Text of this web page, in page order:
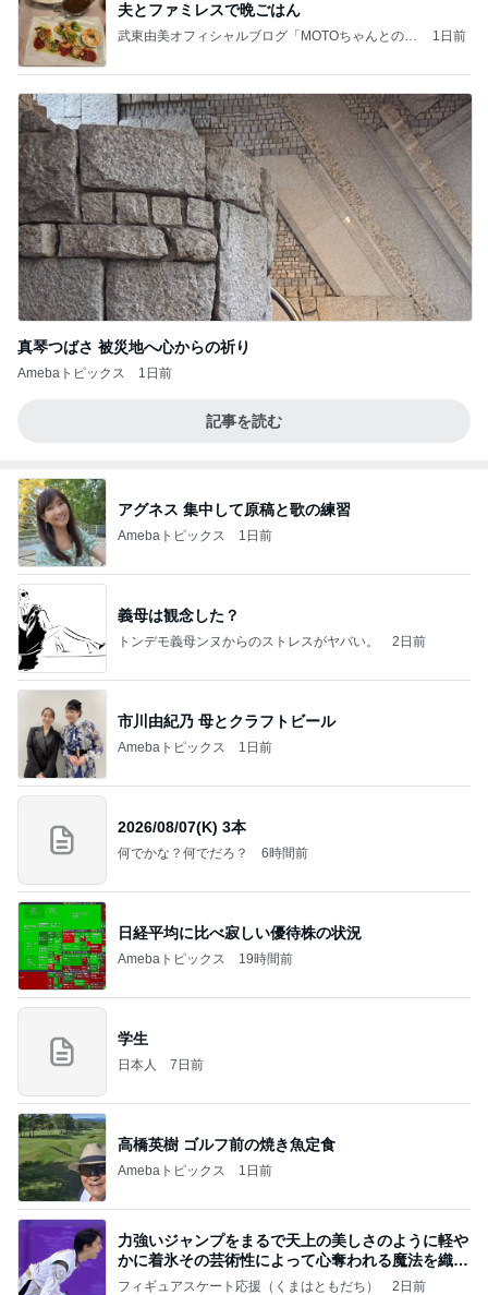
夫とファミレスで晩ごはん
武東由美オフィシャルブログ「MOTOちゃんとのは
1日前
真琴つばさ 被災地へ心からの祈り
Amebaトピックス 1日前
記事を読む
アグネス 集中して原稿と歌の練習
Amebaトピックス 1日前
義母は観念した？
トンデモ義母ンヌからのストレスがヤバい。 2日前
市川由紀乃 母とクラフトビール
Amebaトピックス 1日前
2026/08/07(K) 3本
何でかな？何でだろ？ 6時間前
日経平均に比べ寂しい優待株の状況
Amebaトピックス 19時間前
学生
日本人 7日前
高橋英樹 ゴルフ前の焼き魚定食
Amebaトピックス 1日前
力強いジャンプをまるで天上の美しさのように軽や
かに着氷その芸術性によって心奪われる魔法を織り
なす
フィギュアスケート応援（くまはともだち） 2日前